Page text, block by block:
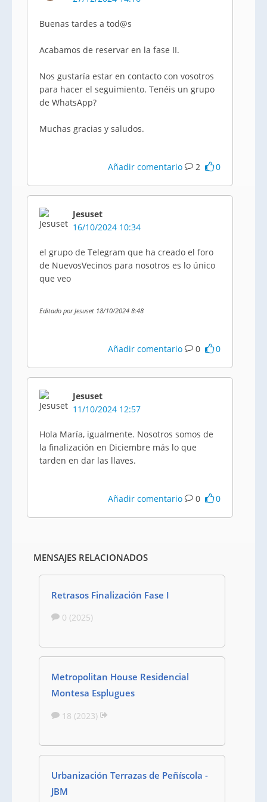
Buenas tardes a tod@s
Acabamos de reservar en la fase II.
Nos gustaría estar en contacto con vosotros
para hacer el seguimiento. Tenéis un grupo
de WhatsApp?
Muchas gracias y saludos.
Añadir comentario 2 0
Jesuset
16/10/2024 10:34
el grupo de Telegram que ha creado el foro
de NuevosVecinos para nosotros es lo único
que veo
Editado por Jesuset 18/10/2024 8:48
Añadir comentario 0 0
Jesuset
11/10/2024 12:57
Hola María, igualmente. Nosotros somos de
la finalización en Diciembre más lo que
tarden en dar las llaves.
Añadir comentario 0 0
MENSAJES RELACIONADOS
Retrasos Finalización Fase I
0 (2025)
Metropolitan House Residencial
Montesa Esplugues
18 (2023)
Urbanización Terrazas de Peñíscola -
JBM